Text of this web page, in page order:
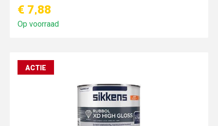
€ 7,88
Op voorraad
ACTIE